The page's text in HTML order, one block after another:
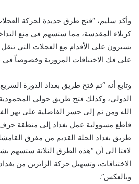
وأكد سليم، “فتح طرق جديدة لحركة
كربلاء المقدسة، مما ستسهم في منع
يسيرون على الأقدام مع العجلات التي
على فك الاختناقات المرورية وخصوصاً في
وتابع أنه “تم فتح طريق بغداد الدورة
الدولي، وكذلك فتح طريق حولي
الله ومن ثم إلى جسر الفاضلية على نهر
قاطع مسؤولية عمل بغداد إلى منطقة
طريق بغداد الحلة القديم من مفرق
لافتا الى أن “هذه الطرق الثلاثة ستسهم
الاختناقات، وتسهيل حركة الزائرين من
وبالعكس”.